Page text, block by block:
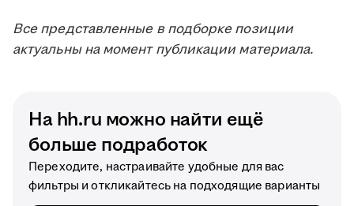
Все представленные в подборке позиции
актуальны на момент публикации материала.
На hh.ru можно найти ещё
больше подработок
Переходите, настраивайте удобные для вас
фильтры и откликайтесь на подходящие варианты